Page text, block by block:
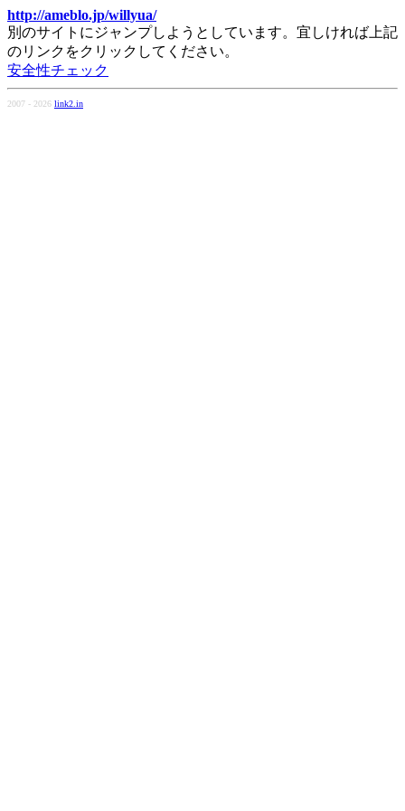
http://ameblo.jp/willyua/
別のサイトにジャンプしようとしています。宜しければ上記
のリンクをクリックしてください。
安全性チェック
2007 - 2026 link2.in